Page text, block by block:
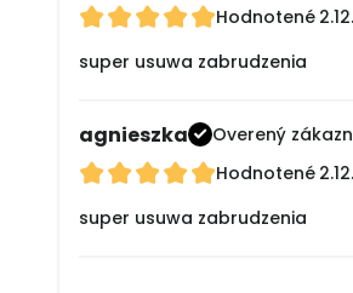
Hodnotené
super usuwa zabrudzenia
agnieszka
Overený
Hodnotené
super usuwa zabrudzenia